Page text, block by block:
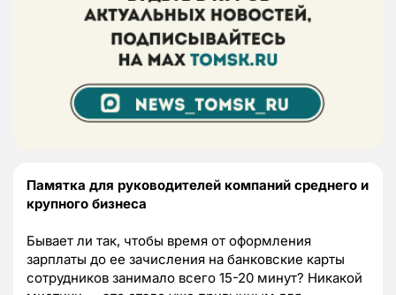
Памятка для руководителей компаний среднего и
крупного бизнеса
Бывает ли так, чтобы время от оформления
зарплаты до ее зачисления на банковские карты
сотрудников занимало всего 15-20 минут? Никакой